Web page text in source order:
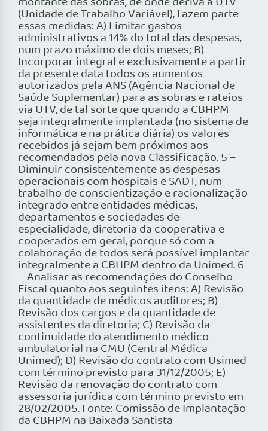
(Unidade de Trabalho Variável), fazem parte
essas medidas: A) Limitar gastos
administrativos a 14% do total das despesas,
num prazo máximo de dois meses; B)
Incorporar integral e exclusivamente a partir
da presente data todos os aumentos
autorizados pela ANS (Agência Nacional de
Saúde Suplementar) para as sobras e rateios
via UTV, de tal sorte que quando a CBHPM
seja integralmente implantada (no sistema de
informática e na prática diária) os valores
recebidos já sejam bem próximos aos
recomendados pela nova Classificação. 5 –
Diminuir consistentemente as despesas
operacionais com hospitais e SADT, num
trabalho de conscientização e racionalização
integrado entre entidades médicas,
departamentos e sociedades de
especialidade, diretoria da cooperativa e
cooperados em geral, porque só com a
colaboração de todos será possível implantar
integralmente a CBHPM dentro da Unimed. 6
– Analisar as recomendações do Conselho
Fiscal quanto aos seguintes itens: A) Revisão
da quantidade de médicos auditores; B)
Revisão dos cargos e da quantidade de
assistentes da diretoria; C) Revisão da
continuidade do atendimento médico
ambulatorial na CMU (Central Médica
Unimed); D) Revisão do contrato com Usimed
com término previsto para 31/12/2005; E)
Revisão da renovação do contrato com
assessoria jurídica com término previsto em
28/02/2005. Fonte: Comissão de Implantação
da CBHPM na Baixada Santista